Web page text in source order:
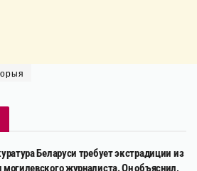
Беларуси требует экстрадиции из
журналиста. Он объяснил,